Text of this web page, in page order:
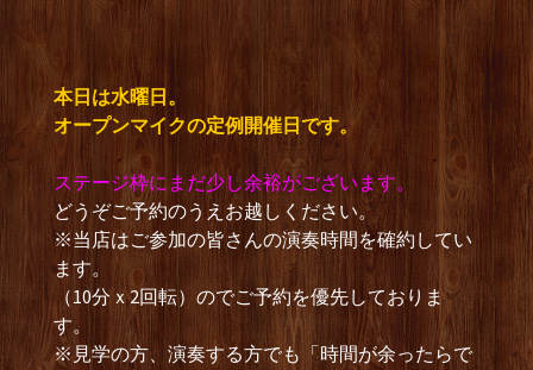
本日は水曜日。
オープンマイクの定例開催日です。
ステージ枠にまだ少し余裕がございます。
どうぞご予約のうえお越しください。
※当店はご参加の皆さんの演奏時間を確約してい
ます。
（10分ｘ2回転）のでご予約を優先しておりま
す。
※見学の方、演奏する方でも「時間が余ったらで